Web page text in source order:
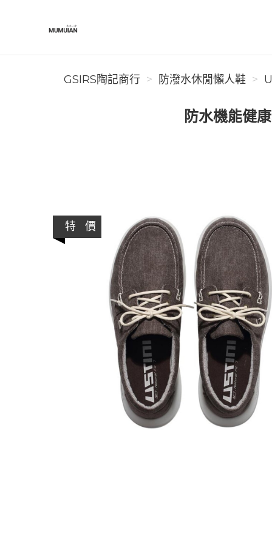
GSIRS陶記商行
GSIRS陶記商行
防潑水休閒懶人鞋
防水機能健
特 價